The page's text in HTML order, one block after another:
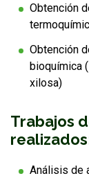
Obtención
Obtención
bioquímica
xilosa)
Trabajos
Análisis de